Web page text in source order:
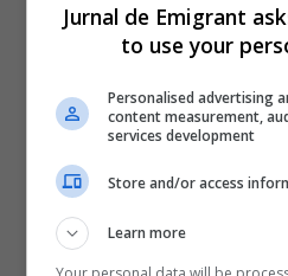
Jurnal de Emigrant
to use your
Personalised advertising
content measurement,
services development
Store and/or access
Learn more